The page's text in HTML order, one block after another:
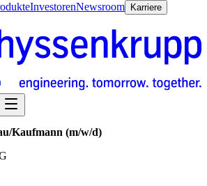
InvestorenNewsroom Karriere
Kaufmann (m/w/d)